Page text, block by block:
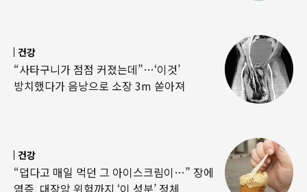
건강
“사타구니가 점점 커졌는데”…‘이것’
방치했다가 음낭으로 소장 3m 쏟아져
건강
“덥다고 매일 먹던 그 아이스크림이…” 장에
염증, 대장암 위험까지 ‘이 성분’ 정체